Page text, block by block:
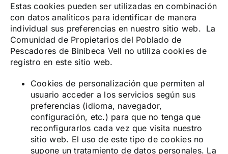
Estas cookies pueden ser utilizadas en combinación
con datos analíticos para identificar de manera
individual sus preferencias en nuestro sitio web. La
Comunidad de Propietarios del Poblado de
Pescadores de Binibeca Vell no utiliza cookies de
registro en este sitio web.
Cookies de personalización que permiten al
usuario acceder a los servicios según sus
preferencias (idioma, navegador,
configuración, etc.) para que no tenga que
reconfigurarlos cada vez que visita nuestro
sitio web. El uso de este tipo de cookies no
supone un tratamiento de datos personales. La